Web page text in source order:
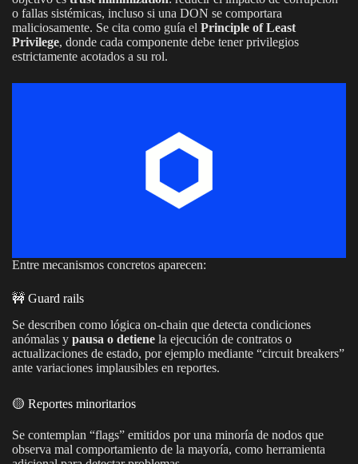
o fallas sistémicas, incluso si una DON se comportara
maliciosamente. Se cita como guía el Principle of Least
Privilege, donde cada componente debe tener privilegios
estrictamente acotados a su rol.
Entre mecanismos concretos aparecen:
🚧 Guard rails
Se describen como lógica on-chain que detecta condiciones
anómalas y pausa o detiene la ejecución de contratos o
actualizaciones de estado, por ejemplo mediante “circuit breakers”
ante variaciones implausibles en reportes.
🟡 Reportes minoritarios
Se contemplan “flags” emitidos por una minoría de nodos que
observa mal comportamiento de la mayoría, como herramienta